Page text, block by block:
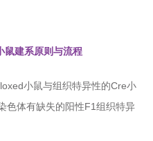
建系原则与流程
小鼠与组织特异性的Cre小
色体有缺失的阳性F1组织特异